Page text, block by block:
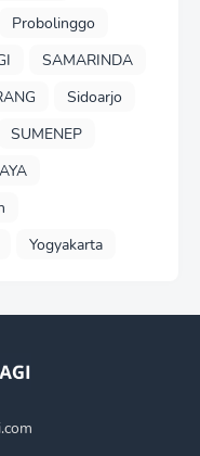
Probolinggo
SAMARINDA
Sidoarjo
SUMENEP
Yogyakarta